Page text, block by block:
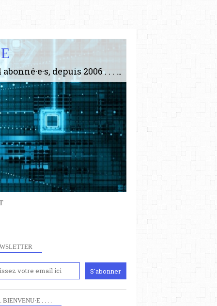
Le plus gros site de philosophie de France ! ABONNEZ-VOUS ! 4115 Articles, 1634 abonné·e·s, depuis 2006 . . . . . . . . 2 852 214 pages vues jusqu'à présent. Prestance et être apte à un plus grand nombre de choses.
. BIENVENU·E . . . .
compte de l'actualité et de
à Paris 8. Il
plus largement de rendre
d'une transformation dans
philosophiques